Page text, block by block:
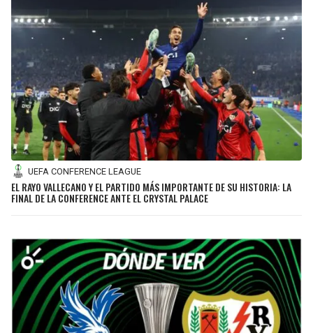
UEFA CONFERENCE LEAGUE
EL RAYO VALLECANO Y EL PARTIDO MÁS IMPORTANTE DE SU HISTORIA: LA
FINAL DE LA CONFERENCE ANTE EL CRYSTAL PALACE